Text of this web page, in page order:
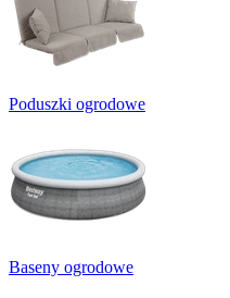
Poduszki ogrodowe
Baseny ogrodowe